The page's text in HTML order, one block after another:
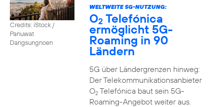
Credits: iStock /
Panuwat
Dangsungnoen
WELTWEITE 5G-NUTZUNG:
O2 Telefónica
ermöglicht 5G-
Roaming in 90
Ländern
5G über Ländergrenzen hinweg:
Der Telekommunikationsanbieter
O2Telefónica baut sein 5G-
Roaming-Angebot weiter aus.